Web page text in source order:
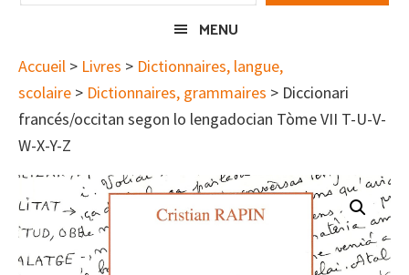
MENU
Accueil > Livres > Dictionnaires, langue,
scolaire > Dictionnaires, grammaires > Diccionari
francés/occitan segon lo lengadocian Tòme VII T-U-V-
W-X-Y-Z